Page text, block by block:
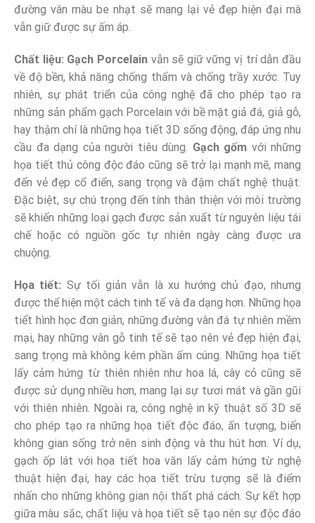
đường vân màu be nhạt sẽ mang lại vẻ đẹp hiện đại mà
vẫn giữ được sự ấm áp.
Chất liệu: Gạch Porcelainvẫn sẽ giữ vững vị trí dẫn đầu
về độ bền, khả năng chống thấm và chống trầy xước. Tuy
nhiên, sự phát triển của công nghệ đã cho phép tạo ra
những sản phẩm gạch Porcelain với bề mặt giả đá, giả gỗ,
hay thậm chí là những họa tiết 3D sống động, đáp ứng nhu
cầu đa dạng của người tiêu dùng. Gạch gốm với những
họa tiết thủ công độc đáo cũng sẽ trở lại mạnh mẽ, mang
đến vẻ đẹp cổ điển, sang trọng và đậm chất nghệ thuật.
Đặc biệt, sự chú trọng đến tính thân thiện với môi trường
sẽ khiến những loại gạch được sản xuất từ nguyên liệu tái
chế hoặc có nguồn gốc tự nhiên ngày càng được ưa
chuộng.
Họa tiết: Sự tối giản vẫn là xu hướng chủ đạo, nhưng
được thể hiện một cách tinh tế và đa dạng hơn. Những họa
tiết hình học đơn giản, những đường vân đá tự nhiên mềm
mại, hay những vân gỗ tinh tế sẽ tạo nên vẻ đẹp hiện đại,
sang trọng mà không kém phần ấm cúng. Những họa tiết
lấy cảm hứng từ thiên nhiên như hoa lá, cây cỏ cũng sẽ
được sử dụng nhiều hơn, mang lại sự tươi mát và gần gũi
với thiên nhiên. Ngoài ra, công nghệ in kỹ thuật số 3D sẽ
cho phép tạo ra những họa tiết độc đáo, ấn tượng, biến
không gian sống trở nên sinh động và thu hút hơn. Ví dụ,
gạch ốp lát với họa tiết hoa văn lấy cảm hứng từ nghệ
thuật hiện đại, hay các họa tiết trừu tượng sẽ là điểm
nhấn cho những không gian nội thất phá cách. Sự kết hợp
giữa màu sắc, chất liệu và họa tiết sẽ tạo nên sự độc đáo